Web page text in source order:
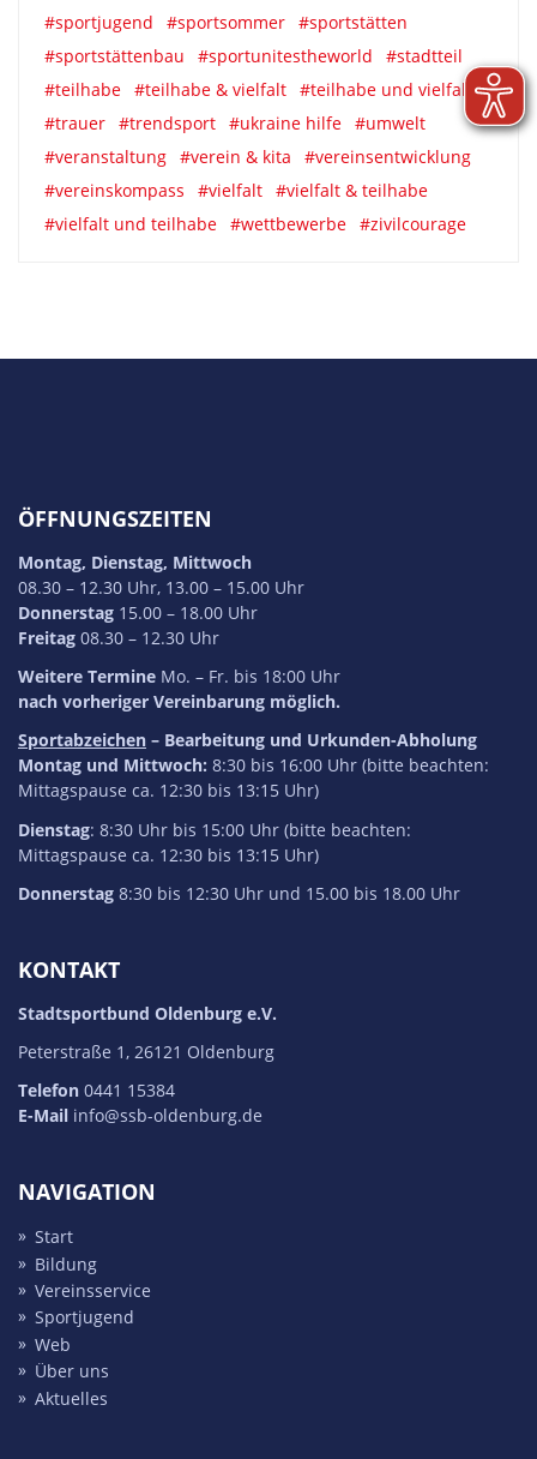
#sportjugend
#sportsommer #sportstätten
#sportstättenbau
#sportunitestheworld
#stadtteil
#teilhabe #teilhabe & vielfalt #teilhabe und vielfalt
#trauer #trendsport #ukraine hilfe #umwelt
#veranstaltung #verein & kita
#vereinsentwicklung
#vereinskompass
#vielfalt #vielfalt & teilhabe
#vielfalt und teilhabe #wettbewerbe #zivilcourage
ÖFFNUNGSZEITEN
Montag, Dienstag, Mittwoch
08.30 – 12.30 Uhr, 13.00 – 15.00 Uhr
Donnerstag 15.00 – 18.00 Uhr
Freitag 08.30 – 12.30 Uhr
Weitere Termine Mo. – Fr. bis 18:00 Uhr
nach vorheriger Vereinbarung möglich.
Sportabzeichen – Bearbeitung und Urkunden-Abholung
Montag und Mittwoch: 8:30 bis 16:00 Uhr (bitte beachten:
Mittagspause ca. 12:30 bis 13:15 Uhr)
Dienstag: 8:30 Uhr bis 15:00 Uhr (bitte beachten:
Mittagspause ca. 12:30 bis 13:15 Uhr)
Donnerstag 8:30 bis 12:30 Uhr und 15.00 bis 18.00 Uhr
KONTAKT
Stadtsportbund Oldenburg e.V.
Peterstraße 1, 26121 Oldenburg
Telefon 0441 15384
E-Mail info@ssb-oldenburg.de
NAVIGATION
Start
Bildung
Vereins­service
Sport­jugend
Web
Über uns
Aktuelles